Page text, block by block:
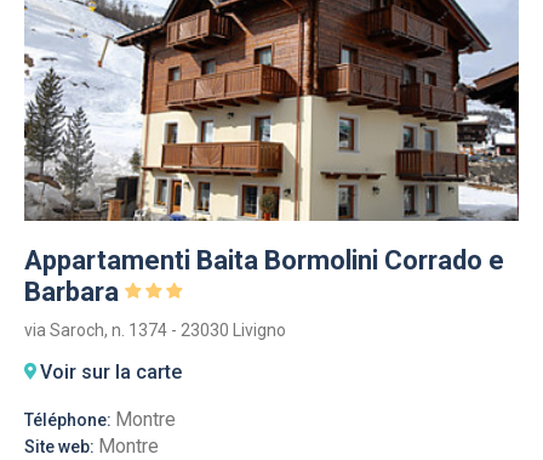
Appartamenti Baita Bormolini Corrado e
Barbara
via Saroch, n. 1374 - 23030 Livigno
Voir sur la carte
Téléphone: Montre
Site web: Montre